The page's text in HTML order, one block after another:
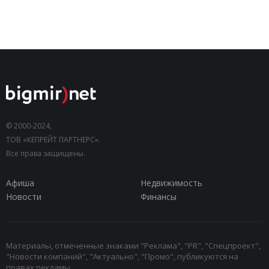
© 2000-2024,
ТОВ «КЕПРЕЙТ ПАРТНЕРС».
Все права защищены.
Афиша
Недвижимость
Новости
Финансы
Материалы, отмеченные знаками "Реклама", "PR", "Спецпроект",
"Новости компаний", "Актуально", "Промо", публикуются на